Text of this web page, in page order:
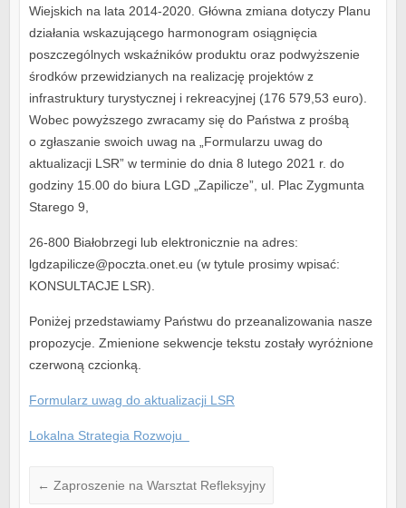
Wiejskich na lata 2014-2020. Główna zmiana dotyczy Planu
działania wskazującego harmonogram osiągnięcia
poszczególnych wskaźników produktu oraz podwyższenie
środków przewidzianych na realizację projektów z
infrastruktury turystycznej i rekreacyjnej (176 579,53 euro).
Wobec powyższego zwracamy się do Państwa z prośbą
o zgłaszanie swoich uwag na „Formularzu uwag do
aktualizacji LSR” w terminie do dnia 8 lutego 2021 r. do
godziny 15.00 do biura LGD „Zapilicze”, ul. Plac Zygmunta
Starego 9,
26-800 Białobrzegi lub elektronicznie na adres:
lgdzapilicze@poczta.onet.eu (w tytule prosimy wpisać:
KONSULTACJE LSR).
Poniżej przedstawiamy Państwu do przeanalizowania nasze
propozycje. Zmienione sekwencje tekstu zostały wyróżnione
czerwoną czcionką.
Formularz uwag do aktualizacji LSR
Lokalna Strategia Rozwoju
← Zaproszenie na Warsztat Refleksyjny